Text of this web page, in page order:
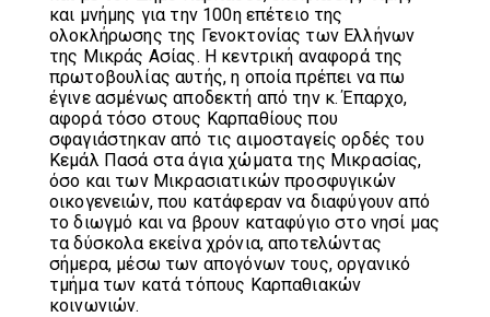
και μνήμης για την 100η επέτειο της
ολοκλήρωσης της Γενοκτονίας των Ελλήνων
της Μικράς Ασίας. Η κεντρική αναφορά της
πρωτοβουλίας αυτής, η οποία πρέπει να πω
έγινε ασμένως αποδεκτή από την κ. Έπαρχο,
αφορά τόσο στους Καρπαθίους που
σφαγιάστηκαν από τις αιμοσταγείς ορδές του
Κεμάλ Πασά στα άγια χώματα της Μικρασίας,
όσο και των Μικρασιατικών προσφυγικών
οικογενειών, που κατάφεραν να διαφύγουν από
το διωγμό και να βρουν καταφύγιο στο νησί μας
τα δύσκολα εκείνα χρόνια, αποτελώντας
σήμερα, μέσω των απογόνων τους, οργανικό
τμήμα των κατά τόπους Καρπαθιακών
κοινωνιών.